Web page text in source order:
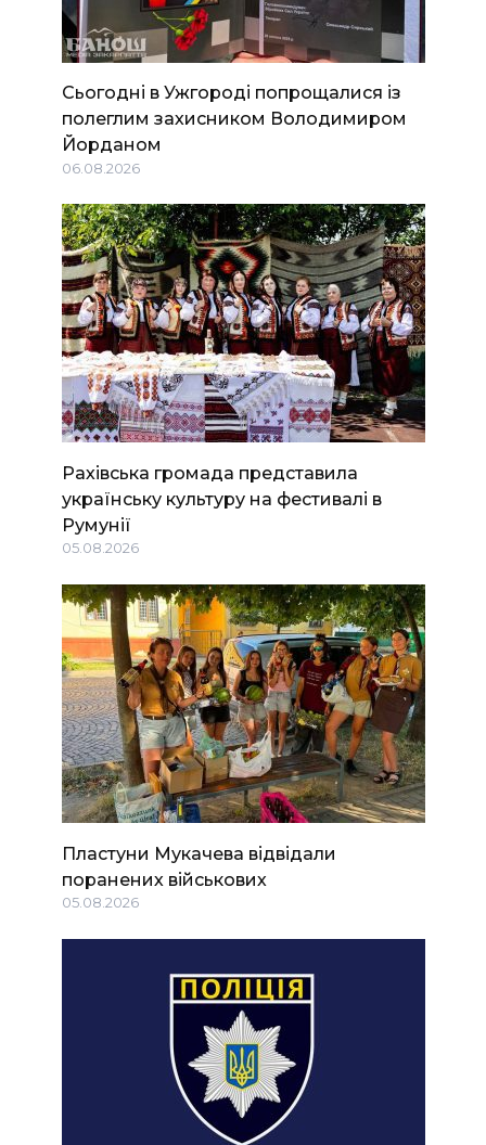
Сьогодні в Ужгороді попрощалися із
полеглим захисником Володимиром
Йорданом
06.08.2026
Рахівська громада представила
українську культуру на фестивалі в
Румунії
05.08.2026
Пластуни Мукачева відвідали
поранених військових
05.08.2026